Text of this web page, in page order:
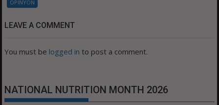
OPINYON
LEAVE A COMMENT
You must be logged in to post a comment.
NATIONAL NUTRITION MONTH 2026